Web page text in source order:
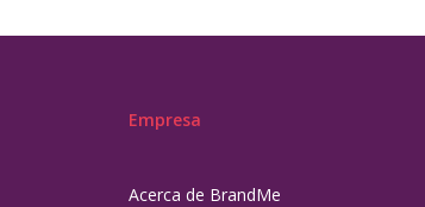
Empresa
Acerca de BrandMe